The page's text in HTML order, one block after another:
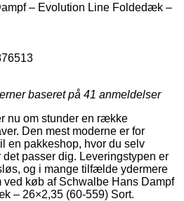
– Evolution Line Foldedæk –
baseret på 41 anmeldelser
nu om stunder en række
Den mest moderne er for
en pakkeshop, hvor du selv
passer dig. Leveringstypen er
og i mange tilfælde ydermere
ved køb af Schwalbe Hans Dampf
– 26×2,35 (60-559) Sort.